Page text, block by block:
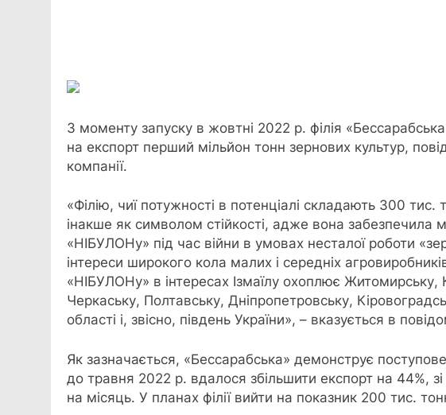
З моменту запуску в жовтні 2022 р. філія
на експорт перший мільйон тонн зернових культур,
компанії.
«Філію, чиї потужності в потенціалі складають 300
інакше як символом стійкості, адже вона забезпечила
«НІБУЛОНу» під час війни в умовах несталої роботи
інтереси широкого кола малих і середніх
«НІБУЛОНу» в інтересах Ізмаїлу охоплює Житомирську,
Черкаську, Полтавську, Дніпропетровську,
області і, звісно, південь України», – вказується в
Як зазначається, «Бессарабська» демонструє
до травня 2022 р. вдалося збільшити експорт на 44%,
на місяць. У планах філії вийти на показник 200 тис.